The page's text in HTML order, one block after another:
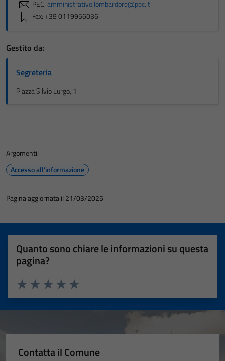
PEC:amministrativo.lombardore@pec.it
Fax: +39 0119956036
Gestito da:
Segreteria
Piazza Silvio Lurgo, 1
Argomenti:
Accesso all'informazione
Pagina aggiornata il 21/03/2025
Quanto sono chiare le informazioni su questa
pagina?
Valuta 5 stelle su 5
Valuta 4 stelle su 5
Valuta 3 stelle su 5
Valuta 2 stelle su 5
Valuta 1 stelle su 5
Contatta il Comune